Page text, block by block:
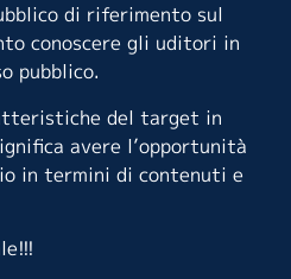
di riferimento sul
conoscere gli uditori in
pubblico.
del target in
avere l’opportunità
in termini di contenuti e